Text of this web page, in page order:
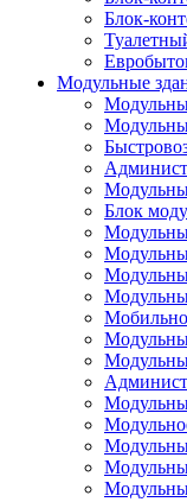
Блок-
Модульные
Блок